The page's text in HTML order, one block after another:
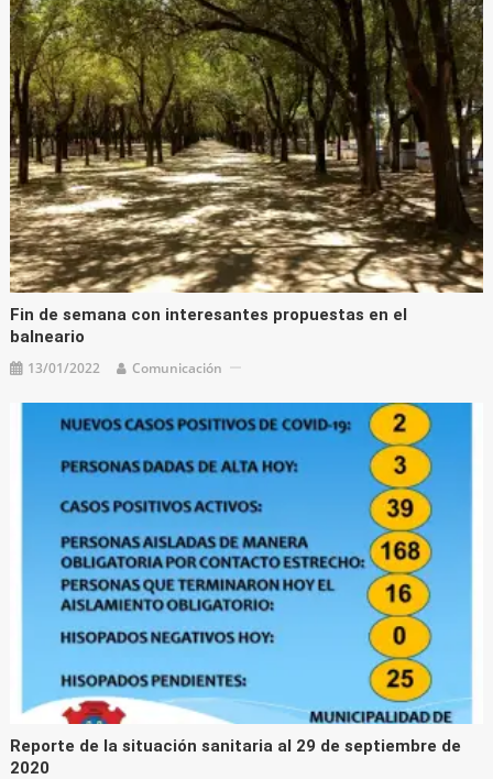
Fin de semana con interesantes propuestas en el
balneario
13/01/2022 Comunicación
Reporte de la situación sanitaria al 29 de septiembre de
2020